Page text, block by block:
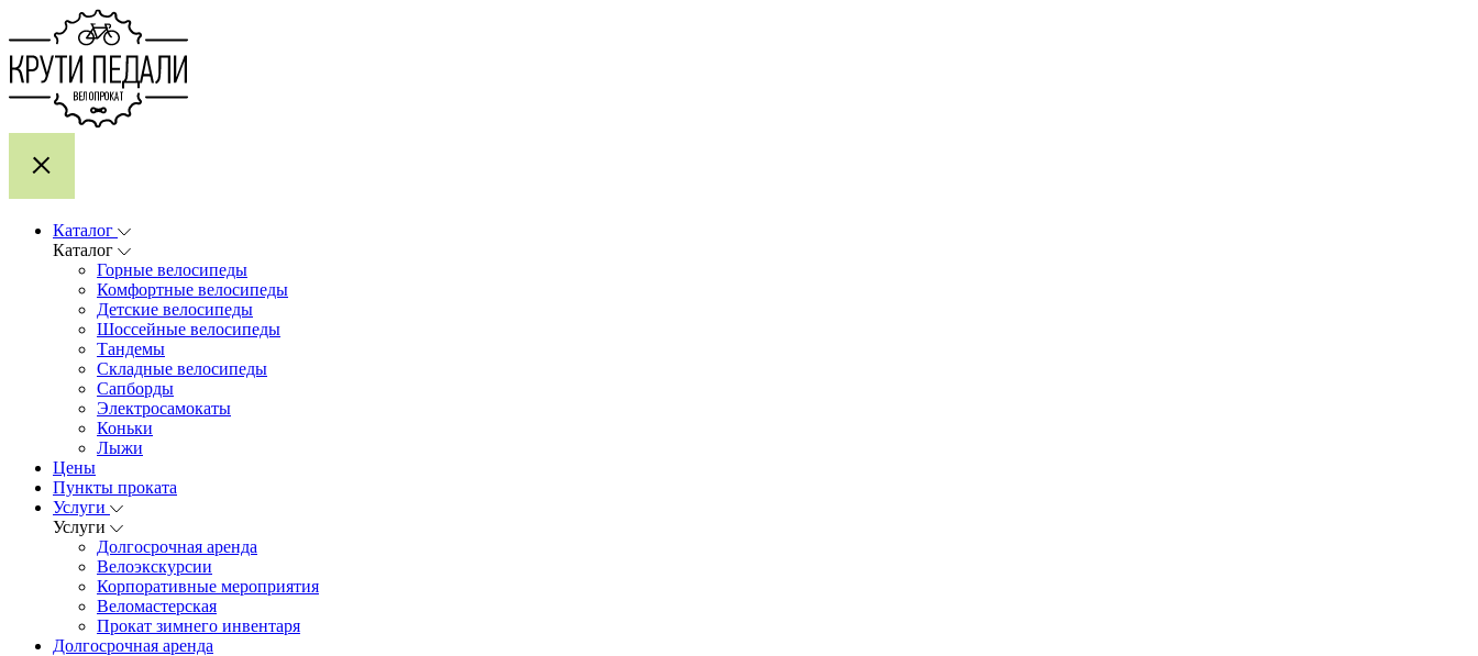
Каталог
Каталог
Горные велосипеды
Комфортные велосипеды
Детские велосипеды
Шоссейные велосипеды
Тандемы
Складные велосипеды
Сапборды
Электросамокаты
Коньки
Лыжи
Цены
Пункты проката
Услуги
Услуги
Долгосрочная аренда
Велоэкскурсии
Корпоративные мероприятия
Веломастерская
Прокат зимнего инвентаря
Долгосрочная аренда